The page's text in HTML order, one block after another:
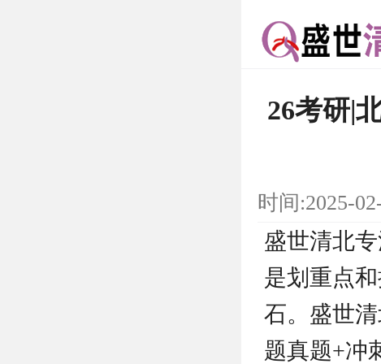
26考研|
时间:2025-
盛世清北
是划重点
石。盛世
题真题+冲